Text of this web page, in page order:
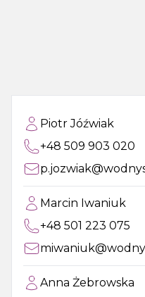
Piotr Jóźwiak
+48 509 903 020
Marcin Iwaniuk
+48 501 223 075
Anna Żebrowska